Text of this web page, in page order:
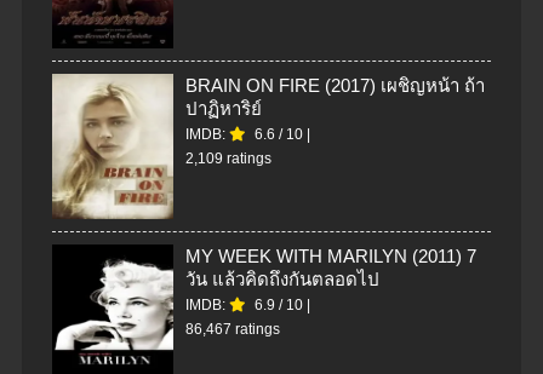
BRAIN ON FIRE (2017) เผชิญหน้า ถ้า
ปาฏิหาริย์
IMDB: 6.6 / 10
2,109 ratings
MY WEEK WITH MARILYN (2011) 7
วัน แล้วคิดถึงกันตลอดไป
IMDB: 6.9 / 10
86,467 ratings